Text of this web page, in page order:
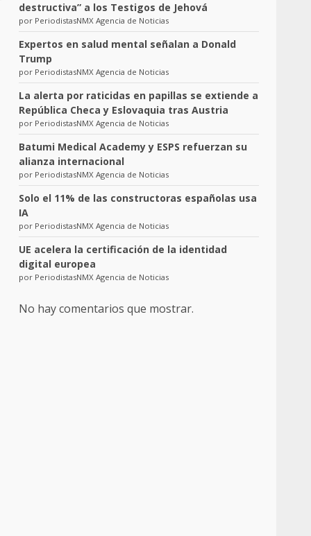
destructiva” a los Testigos de Jehová
por PeriodistasNMX Agencia de Noticias
Expertos en salud mental señalan a Donald
Trump
por PeriodistasNMX Agencia de Noticias
La alerta por raticidas en papillas se extiende a
República Checa y Eslovaquia tras Austria
por PeriodistasNMX Agencia de Noticias
Batumi Medical Academy y ESPS refuerzan su
alianza internacional
por PeriodistasNMX Agencia de Noticias
Solo el 11% de las constructoras españolas usa
IA
por PeriodistasNMX Agencia de Noticias
UE acelera la certificación de la identidad
digital europea
por PeriodistasNMX Agencia de Noticias
No hay comentarios que mostrar.